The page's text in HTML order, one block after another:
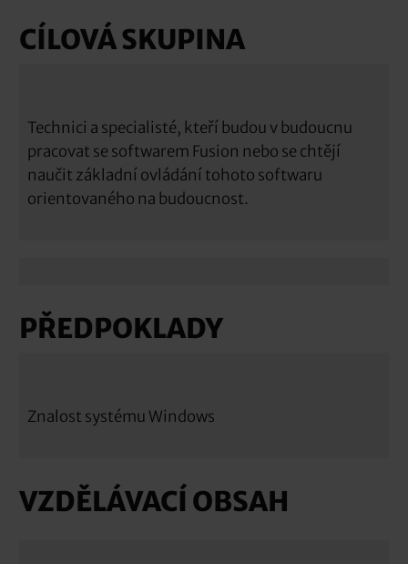
CÍLOVÁ SKUPINA
Technici a specialisté, kteří budou v budoucnu
pracovat se softwarem Fusion nebo se chtějí
naučit základní ovládání tohoto softwaru
orientovaného na budoucnost.
PŘEDPOKLADY
Znalost systému Windows
VZDĚLÁVACÍ OBSAH